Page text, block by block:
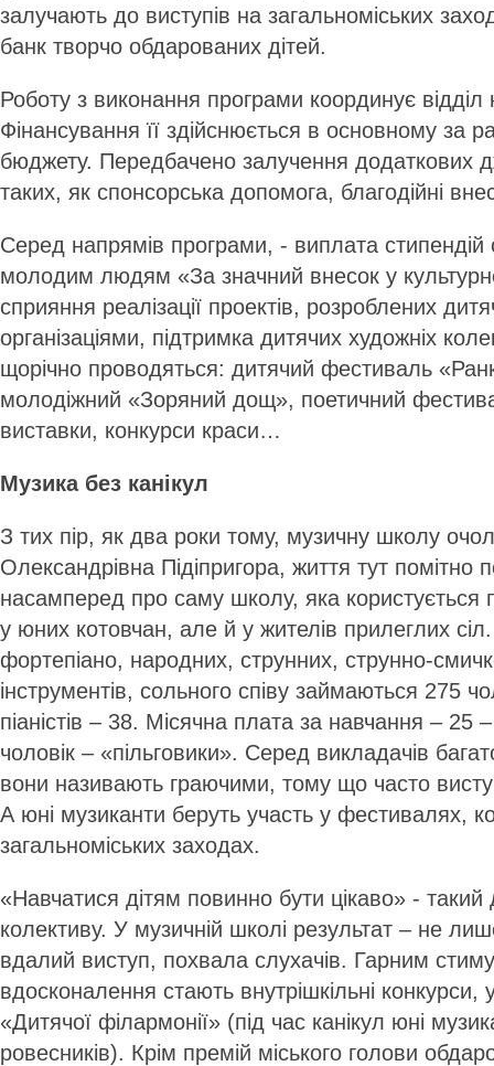
залучають до виступів на загальноміських
банк творчо обдарованих дітей.
Роботу з виконання програми координує відділ
Фінансування її здійснюється в основному за
бюджету. Передбачено залучення додаткових
таких, як спонсорська допомога, благодійні
Серед напрямів програми, - виплата стипендій
молодим людям «За значний внесок у
сприяння реалізації проектів, розроблених
організаціями, підтримка дитячих художніх
щорічно проводяться: дитячий фестиваль
молодіжний «Зоряний дощ», поетичний
виставки, конкурси краси…
Музика без канікул
З тих пір, як два роки тому, музичну школу
Олександрівна Підіпригора, життя тут
насамперед про саму школу, яка користується
у юних котовчан, але й у жителів прилеглих
фортепіано, народних, струнних, струнно-
інструментів, сольного співу займаються 275
піаністів – 38. Місячна плата за навчання – 25
чоловік – «пільговики». Серед викладачів
вони називають граючими, тому що часто
А юні музиканти беруть участь у фестивалях,
загальноміських заходах.
«Навчатися дітям повинно бути цікаво» - такий
колективу. У музичній школі результат – не
вдалий виступ, похвала слухачів. Гарним
вдосконалення стають внутрішкільні конкурси,
«Дитячої філармонії» (під час канікул юні
ровесників). Крім премій міського голови